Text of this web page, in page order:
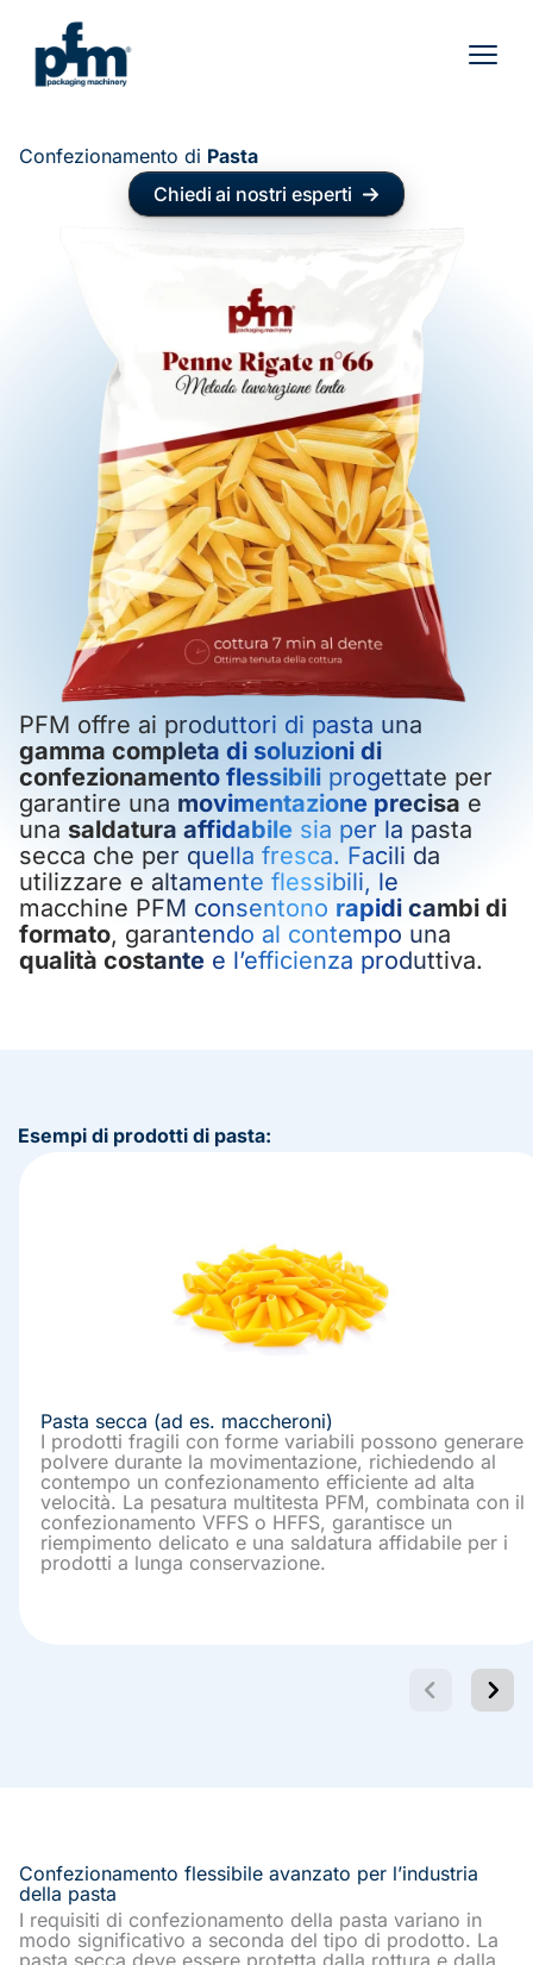
contenuto
Confezionamento di Pasta
Chiedi ai nostri esperti
PFM offre ai produttori di pasta una
gamma completa di soluzioni di
confezionamento flessibili progettate per
garantire una movimentazione precisa e
una saldatura affidabile sia per la pasta
secca che per quella fresca. Facili da
utilizzare e altamente flessibili, le
macchine PFM consentono rapidi cambi di
formato, garantendo al contempo una
qualità costante e l’efficienza produttiva.
Esempi di prodotti di pasta:
Pasta secca (ad es. maccheroni)
I prodotti fragili con forme variabili possono generare
polvere durante la movimentazione, richiedendo al
contempo un confezionamento efficiente ad alta
velocità. La pesatura multitesta PFM, combinata con il
confezionamento VFFS o HFFS, garantisce un
riempimento delicato e una saldatura affidabile per i
prodotti a lunga conservazione.
Confezionamento flessibile avanzato per l’industria
della pasta
I requisiti di confezionamento della pasta variano in
modo significativo a seconda del tipo di prodotto. La
pasta secca deve essere protetta dalla rottura e dalla